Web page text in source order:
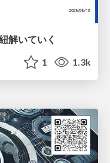
解いていく
1 1.3k